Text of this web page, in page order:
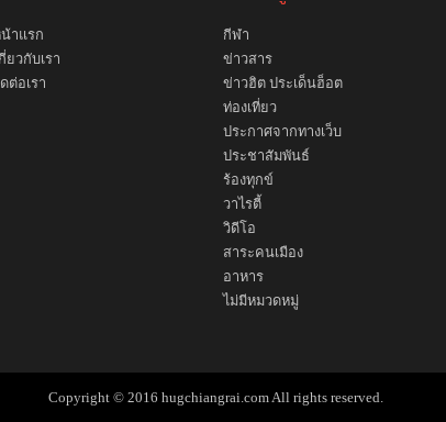
าแรก
ยวกับเรา
ต่อเรา
กีฬา
ข่าวสาร
ข่าวฮิต ประเด็นฮ็อต
ท่องเที่ยว
ประกาศจากทางเว็บ
ประชาสัมพันธ์
ร้องทุกข์
วาไรตี้
วิดีโอ
สาระคนเมือง
อาหาร
ไม่มีหมวดหมู่
Copyright © 2016 hugchiangrai.com All rights reserved.